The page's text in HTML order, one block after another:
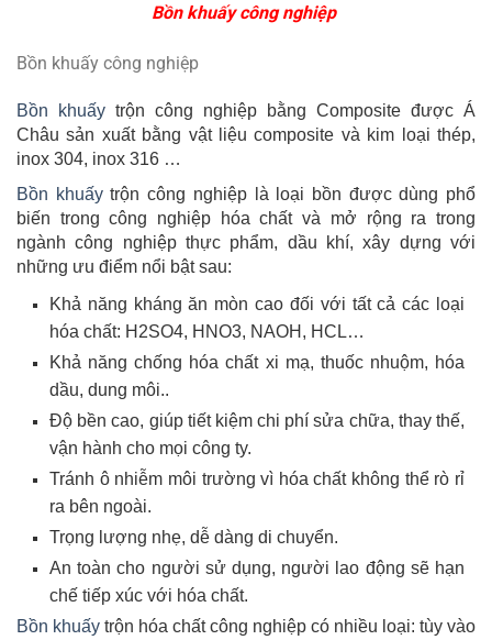
Bồn khuấy công nghiệp
Bồn khuấy công nghiệp
Bồn khuấy trộn công nghiệp bằng Composite được Á
Châu sản xuất bằng vật liệu composite và kim loại thép,
inox 304, inox 316 …
Bồn khuấytrộn công nghiệp là loại bồn được dùng phổ
biến trong công nghiệp hóa chất và mở rộng ra trong
ngành công nghiệp thực phẩm, dầu khí, xây dựng với
những ưu điểm nổi bật sau:
Khả năng kháng ăn mòn cao đối với tất cả các loại
hóa chất: H2SO4, HNO3, NAOH, HCL…
Khả năng chống hóa chất xi mạ, thuốc nhuộm, hóa
dầu, dung môi..
Độ bền cao, giúp tiết kiệm chi phí sửa chữa, thay thế,
vận hành cho mọi công ty.
Tránh ô nhiễm môi trường vì hóa chất không thể rò rỉ
ra bên ngoài.
Trọng lượng nhẹ, dễ dàng di chuyển.
An toàn cho người sử dụng, người lao động sẽ hạn
chế tiếp xúc với hóa chất.
Bồn khuấy trộn hóa chất công nghiệp có nhiều loại: tùy vào